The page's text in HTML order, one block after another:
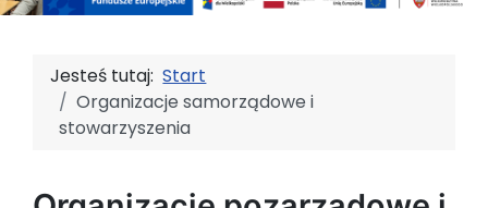
Jesteś tutaj:Start
Organizacje samorządowe i
stowarzyszenia